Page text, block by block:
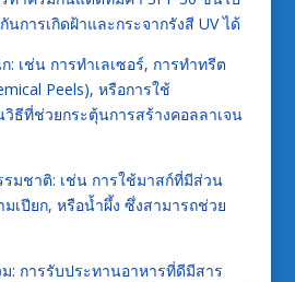
การเกิดฝ้าและกระจากรังสี UV ได้
เช่น การทำเลเซอร์, การทำทรีต
Peels), หรือการใช้
วิธีที่ช่วยกระตุ้นการสร้างคอลลาเจน
รมชาติ: เช่น การใช้มาสก์ที่มีส่วน
เปียก, หรือน้ำผึ้ง ซึ่งสามารถช่วย
: การรับประทานอาหารที่ดีมีสาร